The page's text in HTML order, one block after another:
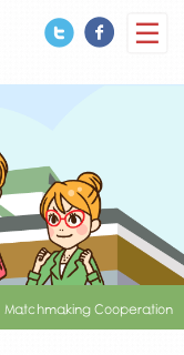
Matchmaking Cooperation